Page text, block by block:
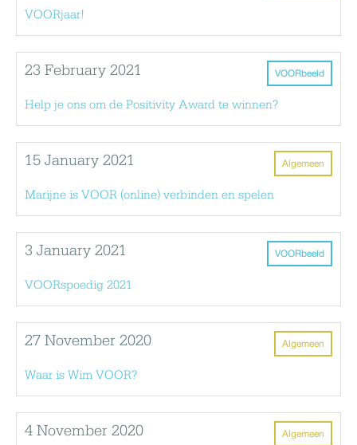
VOORjaar!
VOORbeeld
23 February 2021
Help je ons om de Positivity Award te winnen?
Algemeen
15 January 2021
Marijne is VOOR (online) verbinden en spelen
VOORbeeld
3 January 2021
VOORspoedig 2021
Algemeen
27 November 2020
Waar is Wim VOOR?
Algemeen
4 November 2020